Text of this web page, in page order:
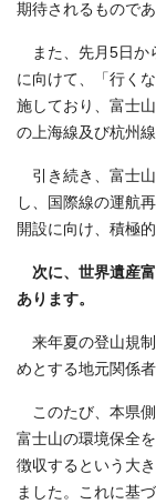
期待されるもので
また、先月5日か
に向けて、「行く
施しており、富士
の上海線及び杭州
引き続き、富士
し、国際線の運航
開設に向け、積極
次に、世界遺産
あります。
来年夏の登山規制
めとする地元関係
このたび、本県
富士山の環境保全
徴収するという大
ました。これに基